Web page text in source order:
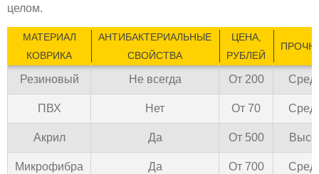
целом.
МАТЕРИАЛ
КОВРИКА
АНТИБАКТЕРИАЛЬНЫЕ
СВОЙСТВА
ЦЕНА,
РУБЛЕЙ
Резиновый Не всегда От 200
ПВХ Нет От 70
Акрил Да От 500
Микрофибра Да От 700